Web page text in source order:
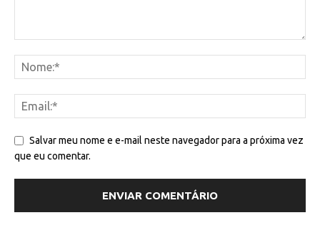
Salvar meu nome e e-mail neste navegador para a próxima vez
que eu comentar.